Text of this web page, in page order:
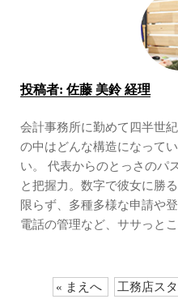
投稿者: 佐藤 美鈴 経理
会計事務所に勤めて四半世
の中はどんな構造になって
い。 代表からのとっさのパ
と把握力。数字で彼女に勝
限らず、多種多様な申請や
電話の管理など、ササっと
« まえへ 工務店ス